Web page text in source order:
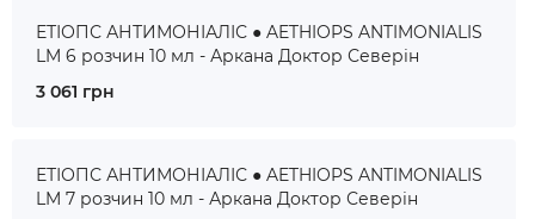
ЕТІОПС АНТИМОНІАЛІС ● AETHIOPS ANTIMONIALIS
LM 6 розчин 10 мл - Аркана Доктор Северін
3 061 грн
ЕТІОПС АНТИМОНІАЛІС ● AETHIOPS ANTIMONIALIS
LM 7 розчин 10 мл - Аркана Доктор Северін